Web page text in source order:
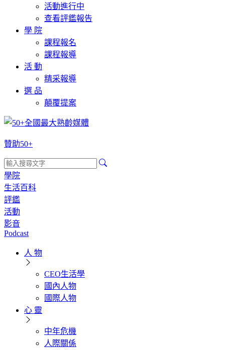
活動進行中
查看評鑑報告
學 院
課程報名
課程報導
活 動
精采報導
選 品
顛覆提案
贊助50+
學院
生活百科
評鑑
活動
影音
Podcast
人 物
CEO生活學
國內人物
國際人物
心 靈
中年危機
人際關係